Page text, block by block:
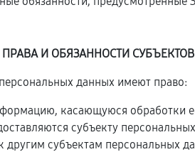
И ОБЯЗАННОСТИ
данных имеют право:
касающуюся обработки
субъекту
другим субъектам персональных